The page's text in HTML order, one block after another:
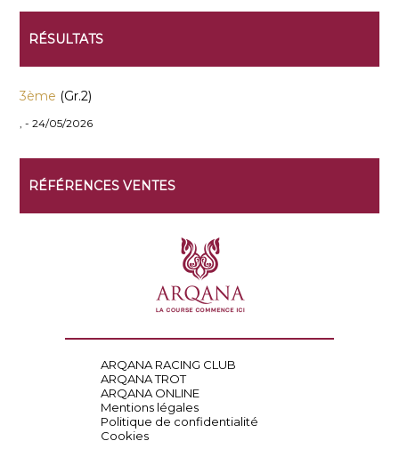
RÉSULTATS
3ème (Gr.2)
, - 24/05/2026
RÉFÉRENCES VENTES
ARQANA RACING CLUB
ARQANA TROT
ARQANA ONLINE
Mentions légales
Politique de confidentialité
Cookies